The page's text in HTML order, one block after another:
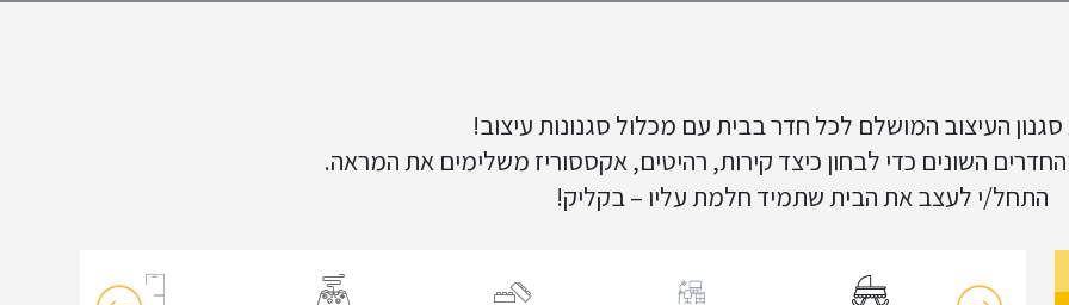
העיצוב המושלם לכל חדר בבית עם מכלול סגנונות עיצוב!
והחדרים השונים כדי לבחון כיצד קירות, רהיטים, אקססוריז משלימים את המראה.
התחל/י לעצב את הבית שתמיד חלמת עליו – בקליק!